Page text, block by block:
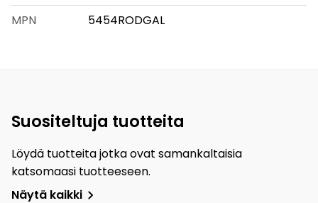
MPN
5454RODGAL
Suositeltuja tuotteita
Löydä tuotteita jotka ovat samankaltaisia
katsomaasi tuotteeseen.
Näytä kaikki